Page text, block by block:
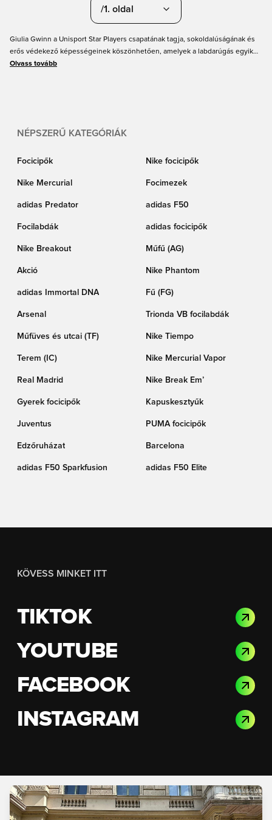
/1. oldal
Giulia Gwinn a Unisport Star Players csapatának tagja, sokoldalúságának és
erős védekező képességeinek köszönhetően, amelyek a labdarúgás egyik
legjobb játékosává tették. Nálunk, a Unisportnál megtalálod klubjának és a
Olvass tovább
NÉPSZERŰ KATEGÓRIÁK
Focicipők Nike focicipők
Nike Mercurial Focimezek
adidas Predator adidas F50
Focilabdák adidas focicipők
Nike Breakout Műfű (AG)
Akció Nike Phantom
adidas Immortal DNA Fű (FG)
Arsenal Trionda VB focilabdák
Műfüves és utcai (TF) Nike Tiempo
Terem (IC) Nike Mercurial Vapor
Real Madrid Nike Break Em’
Gyerek focicipők Kapuskesztyűk
Juventus PUMA focicipők
Edzőruházat Barcelona
adidas F50 Sparkfusion adidas F50 Elite
KÖVESS MINKET ITT
TIKTOK
YOUTUBE
FACEBOOK
INSTAGRAM